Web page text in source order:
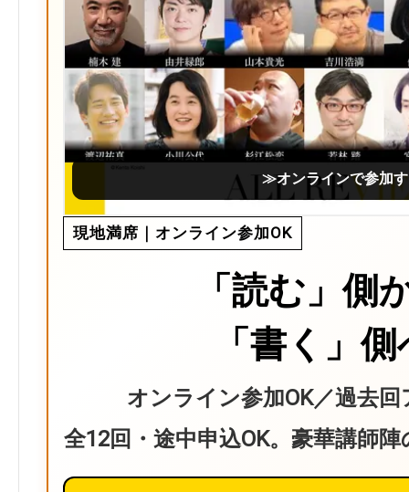
≫オンラインで参加
現地満席｜オンライン参加OK
「読む」側
「書く」
オンライン参加OK／過去
全12回・途中申込OK。豪華講師